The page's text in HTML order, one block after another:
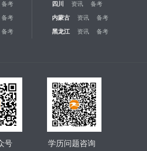
备考 四川 资讯
备考
备考 内蒙古 资讯
备考
备考 黑龙江 资讯
备考
学历问题咨询
号